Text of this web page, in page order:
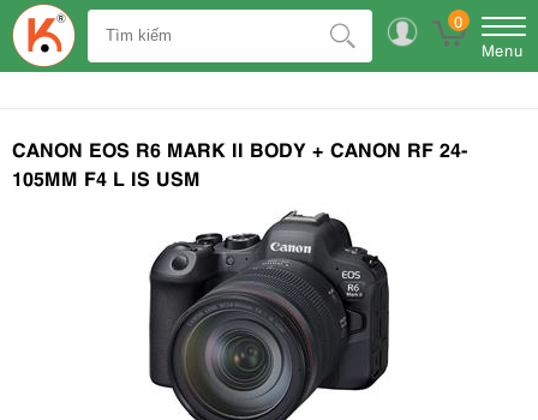
0
Menu
CANON EOS R6 MARK II BODY + CANON RF 24-
105MM F4 L IS USM